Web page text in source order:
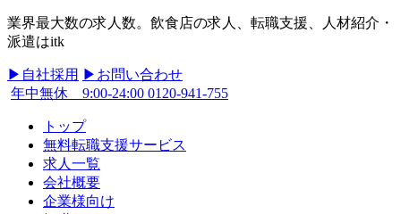
業界最大数の求人数。飲食店の求人、転職支援、人材紹介・
派遣はitk
▶︎自社採用 ▶︎お問い合わせ
年中無休 9:00-24:00 0120-941-755
トップ
無料転職支援サービス
求人一覧
会社概要
企業様向け